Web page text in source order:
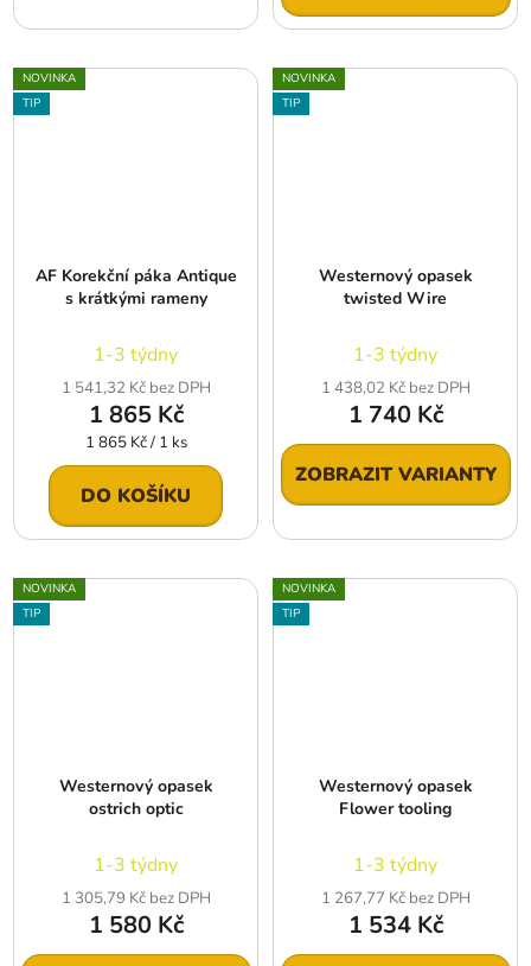
NOVINKA
TIP
AF Korekční páka Antique
s krátkými rameny
1-3 týdny
1 541,32 Kč bez DPH
1 865 Kč
Měrná
cena:
1 865 Kč / 1 ks
DO KOŠÍKU
NOVINKA
TIP
Westernový opasek
twisted Wire
1-3 týdny
1 438,02 Kč bez DPH
1 740 Kč
ZOBRAZIT VARIANTY
NOVINKA
TIP
Westernový opasek
ostrich optic
1-3 týdny
1 305,79 Kč bez DPH
1 580 Kč
NOVINKA
TIP
Westernový opasek
Flower tooling
1-3 týdny
1 267,77 Kč bez DPH
1 534 Kč